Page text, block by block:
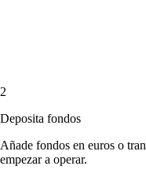
2
Deposita fondos
Añade fondos en euros o
empezar a operar.